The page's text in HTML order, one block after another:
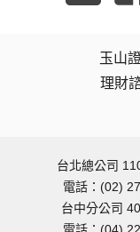
玉山
理財
台北總公司
電話：(02)
台中分公司